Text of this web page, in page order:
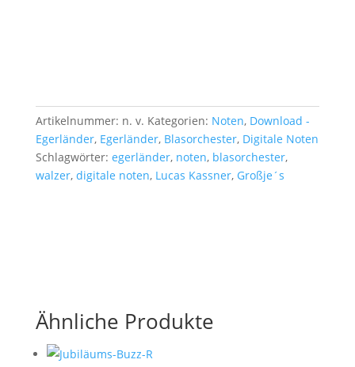
Artikelnummer: n. v. Kategorien: Noten, Download -
Egerländer, Egerländer, Blasorchester, Digitale Noten
Schlagwörter: egerländer, noten, blasorchester,
walzer, digitale noten, Lucas Kassner, Großje´s
Ähnliche Produkte